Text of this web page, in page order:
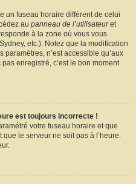
un fuseau horaire différent de celui
au panneau de l’utilisateuret
à la zone où vous vous
etc.). Notez que la modification
n’est accessible qu’aux
enregistré, c’est le bon moment
est toujours incorrecte !
votre fuseau horaire et que
que le serveur ne soit pas à l’heure.